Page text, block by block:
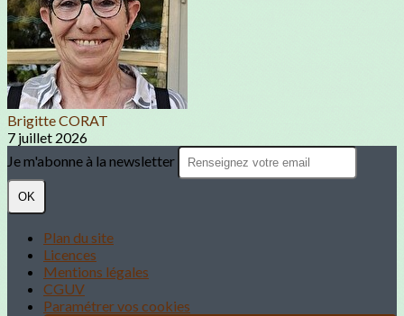
Brigitte CORAT
7 juillet 2026
Je m'abonne à la newsletter
OK
Plan du site
Licences
Mentions légales
CGUV
Paramétrer vos cookies